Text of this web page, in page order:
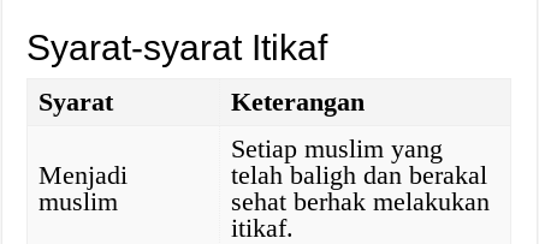
Syarat-syarat Itikaf
Syarat Keterangan
Menjadi
muslim
Setiap muslim yang
telah baligh dan berakal
sehat berhak melakukan
itikaf.